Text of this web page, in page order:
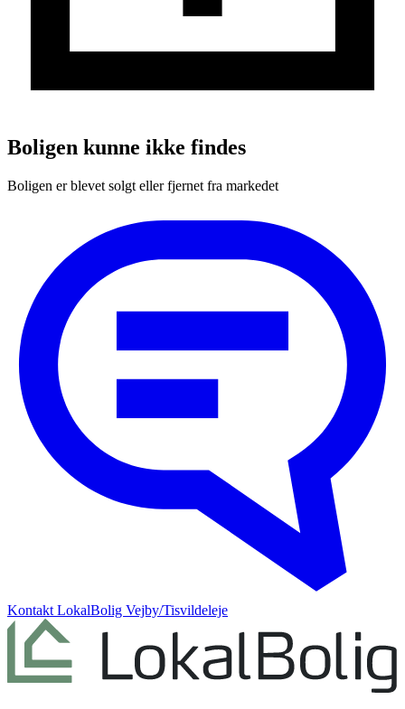
Boligen kunne ikke findes
Boligen er blevet solgt eller fjernet fra markedet
Kontakt LokalBolig Vejby/Tisvildeleje